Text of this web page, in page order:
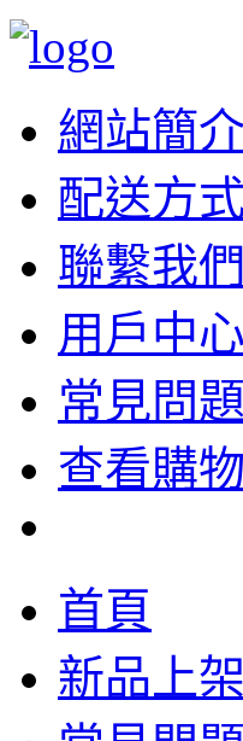
網站簡介
配送方式
聯繫我們
用戶中心
常見問題
查看購
首頁
新品上架